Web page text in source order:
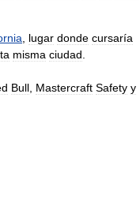
lugar donde cursaría
misma ciudad
Bull Mastercraft Safety y